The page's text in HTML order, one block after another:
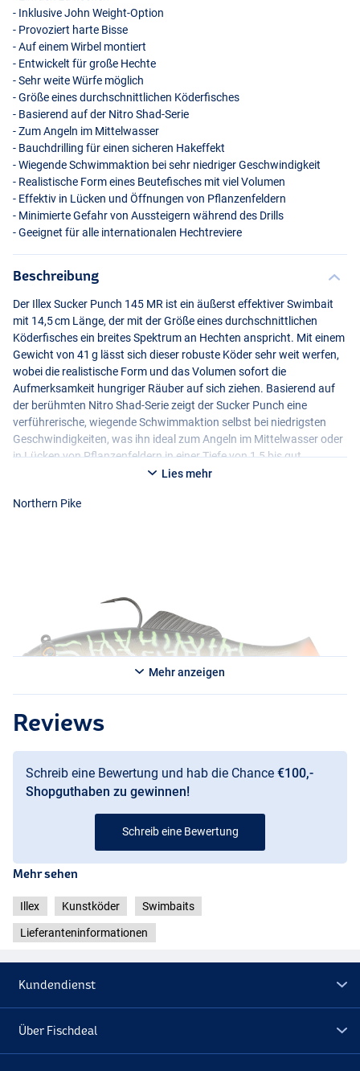
Clockwork Orange
- Inklusive John Weight-Option
- Provoziert harte Bisse
- Auf einem Wirbel montiert
- Entwickelt für große Hechte
- Sehr weite Würfe möglich
- Größe eines durchschnittlichen Köderfisches
- Basierend auf der Nitro Shad-Serie
- Zum Angeln im Mittelwasser
- Bauchdrilling für einen sicheren Hakeffekt
- Wiegende Schwimmaktion bei sehr niedriger Geschwindigkeit
- Realistische Form eines Beutefisches mit viel Volumen
- Effektiv in Lücken und Öffnungen von Pflanzenfeldern
- Minimierte Gefahr von Aussteigern während des Drills
- Geeignet für alle internationalen Hechtreviere
Beschreibung
Der Illex Sucker Punch 145 MR ist ein äußerst effektiver Swimbait
mit 14,5 cm Länge, der mit der Größe eines durchschnittlichen
Köderfisches ein breites Spektrum an Hechten anspricht. Mit einem
Gewicht von 41 g lässt sich dieser robuste Köder sehr weit werfen,
wobei die realistische Form und das Volumen sofort die
Aufmerksamkeit hungriger Räuber auf sich ziehen. Basierend auf
der berühmten Nitro Shad-Serie zeigt der Sucker Punch eine
verführerische, wiegende Schwimmaktion selbst bei niedrigsten
Geschwindigkeiten, was ihn ideal zum Angeln im Mittelwasser oder
in Lücken von Pflanzenfeldern in einer Tiefe von 1,5 bis gut
2,5 Metern macht. Die durchdachte Montage mit einem Wirbel vor
des Drills erheblich, während die mitgelieferte John Weight-Option
Lies mehr
Northern Pike
Mehr anzeigen
Reviews
Schreib eine Bewertung und hab die Chance €100,-
Shopguthaben zu gewinnen!
Schreib eine Bewertung
Mehr sehen
Illex Kunstköder Swimbaits
Lieferanteninformationen
Kundendienst
Über Fischdeal